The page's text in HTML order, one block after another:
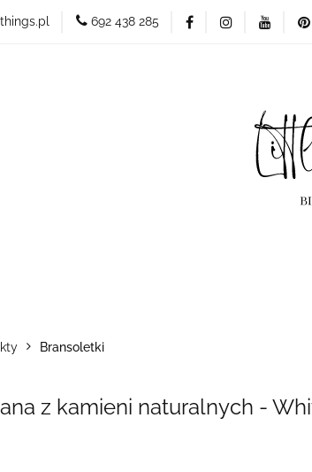
692 438 285
Kim jestem Oferta Kolekcje
Bransoletki
z kamieni naturalnych -